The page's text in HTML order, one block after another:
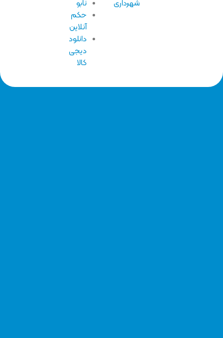
شهرداری
نابو
حکم
آنلاین
دانلود
دیجی